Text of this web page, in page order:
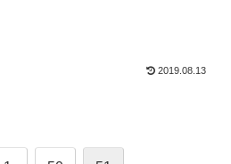
2019.08.13